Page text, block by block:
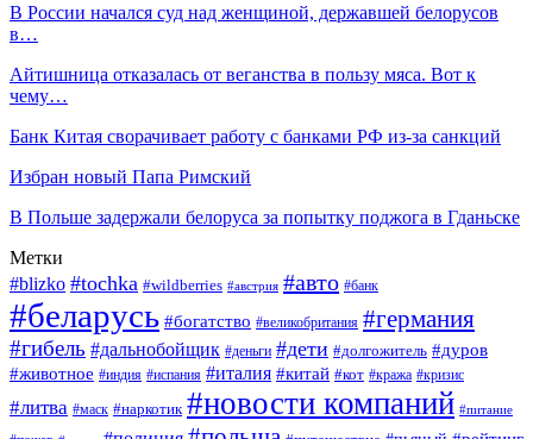
В России начался суд над женщиной, державшей белорусов
в…
Айтишница отказалась от веганства в пользу мяса. Вот к
чему…
Банк Китая сворачивает работу с банками РФ из-за санкций
Избран новый Папа Римский
В Польше задержали белоруса за попытку поджога в Гданьске
Метки
#blizko #tochka #wildberries #австрия #авто #банк
#беларусь #богатство #великобритания #германия
#гибель #дальнобойщик #деньги #дети #долгожитель #дуров
#животное #индия #испания #италия #китай #кот #кража #кризис
#литва #маск #наркотик #новости компаний #питание